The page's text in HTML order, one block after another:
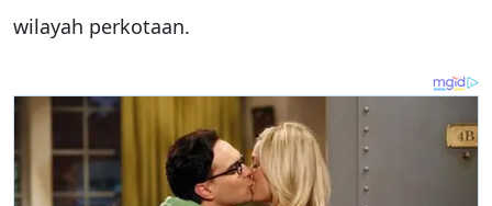
wilayah perkotaan.